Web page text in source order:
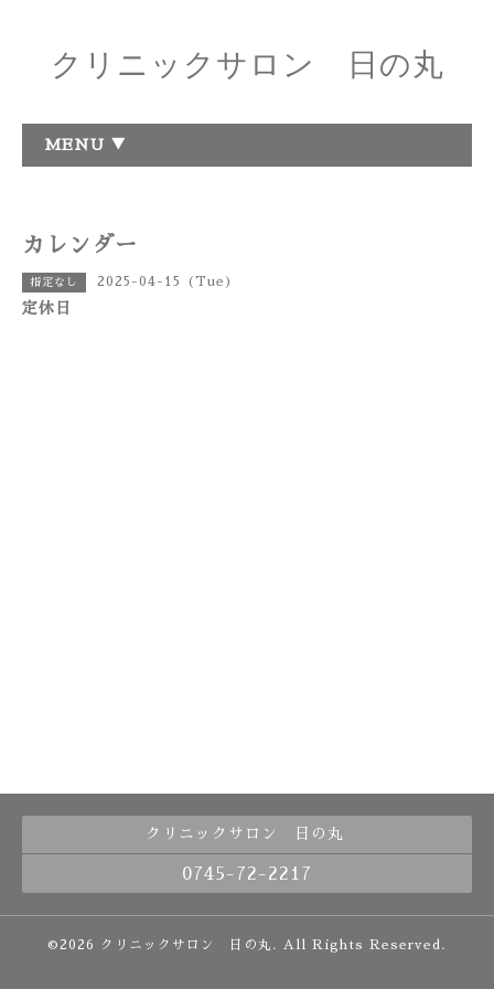
クリニックサロン 日の丸
MENU ▼
カレンダー
指定なし 2025-04-15 (Tue)
定休日
クリニックサロン 日の丸
0745-72-2217
©2026 クリニックサロン 日の丸 . All Rights Reserved.